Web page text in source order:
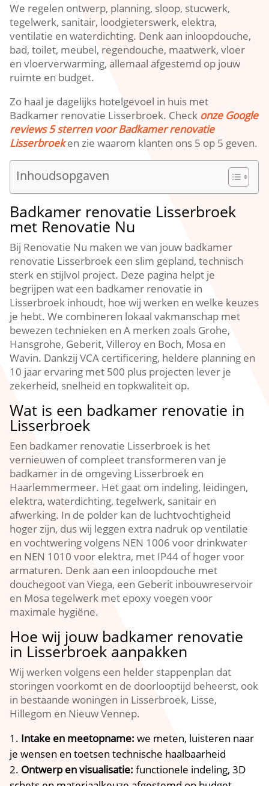
We regelen ontwerp, planning, sloop, stucwerk,
tegelwerk, sanitair, loodgieterswerk, elektra,
ventilatie en waterdichting.​ Denk aan inloopdouche,
bad, toilet, meubel, regendouche, maatwerk, vloer
en vloerverwarming, allemaal afgestemd op jouw
ruimte en budget.​
Zo haal je dagelijks hotelgevoel in huis met
Badkamer renovatie Lisserbroek.​ Check onze Google
reviews 5 sterren voor Badkamer renovatie
Lisserbroeken zie waarom klanten ons 5 op 5 geven.​
Inhoudsopgaven
Badkamer renovatie Lisserbroek
met Renovatie Nu
Bij Renovatie Nu maken we van jouw badkamer
renovatie Lisserbroek een slim gepland, technisch
sterk en stijlvol project.​ Deze pagina helpt je
begrijpen wat een badkamer renovatie in
Lisserbroek inhoudt, hoe wij werken en welke keuzes
je hebt.​ We combineren lokaal vakmanschap met
bewezen technieken en A merken zoals Grohe,
Hansgrohe, Geberit, Villeroy en Boch, Mosa en
Wavin.​ Dankzij VCA certificering, heldere planning en
10 jaar ervaring met 500 plus projecten lever je
zekerheid, snelheid en topkwaliteit op.​
Wat is een badkamer renovatie in
Lisserbroek
Een badkamer renovatie Lisserbroek is het
vernieuwen of compleet transformeren van je
badkamer in de omgeving Lisserbroek en
Haarlemmermeer.​ Het gaat om indeling, leidingen,
elektra, waterdichting, tegelwerk, sanitair en
afwerking.​ In de polder kan de luchtvochtigheid
hoger zijn, dus wij leggen extra nadruk op ventilatie
en vochtwering volgens NEN 1006 voor drinkwater
en NEN 1010 voor elektra, met IP44 of hoger voor
armaturen.​ Denk aan een inloopdouche met
douchegoot van Viega, een Geberit inbouwreservoir
en Mosa tegelwerk met epoxy voegen voor
maximale hygiëne.​
Hoe wij jouw badkamer renovatie
in Lisserbroek aanpakken
Wij werken volgens een helder stappenplan dat
storingen voorkomt en de doorlooptijd beheerst, ook
in bestaande woningen in Lisserbroek, Lisse,
Hillegom en Nieuw Vennep.​
Intake en meetopname: we meten, luisteren naar
je wensen en toetsen technische haalbaarheid
Ontwerp en visualisatie: functionele indeling, 3D